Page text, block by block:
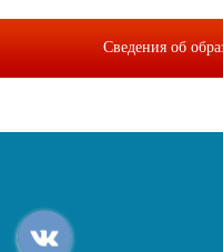
Сведения об